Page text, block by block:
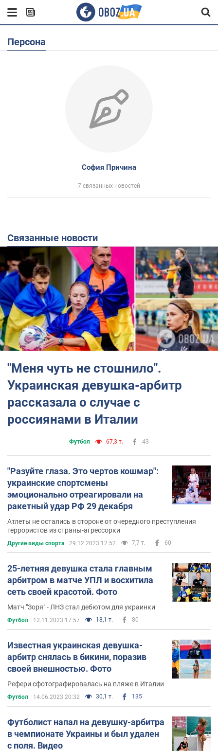
Персона
София Причина
7 связанных новостей
Связанные новости
"Меня чуть не стошнило".
Украинская девушка-арбитр
рассказала о случае с
россиянами в Италии
Футбол 67,3 т. 43
"Разуйте глаза. Это чертов кошмар":
украинские спортсмены
эмоционально отреагировали на
ракетный удар РФ 29 декабря
Атлеты не остались в стороне от очередного преступления
террористов из страны-агрессорки
Другие виды спорта 29.12.2023 12:52 7,7 т. 60
25-летняя девушка стала главным
арбитром в матче УПЛ и восхитила
сеть своей красотой. Фото
Матч "Зоря" - ЛНЗ стал дебютом для украинки
Футбол 12.11.2023 17:57 18,1 т. 80
Известная украинская девушка-
арбитр снялась в бикини, поразив
своей внешностью. Фото
Рефери сфотографировалась на пляже в Италии
Футбол 14.06.2023 20:32 30,1 т. 135
Футболист напал на девушку-арбитра
в чемпионате Украины и был удален
с поля. Видео